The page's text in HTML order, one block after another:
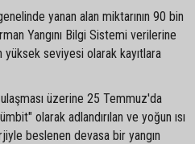
yanan alan miktarının 90 bin
Yangını Bilgi Sistemi verilerine
yüksek seviyesi olarak kayıtlara
ulaşması üzerine 25 Temmuz'da
olarak adlandırılan ve yoğun ısı
beslenen devasa bir yangın